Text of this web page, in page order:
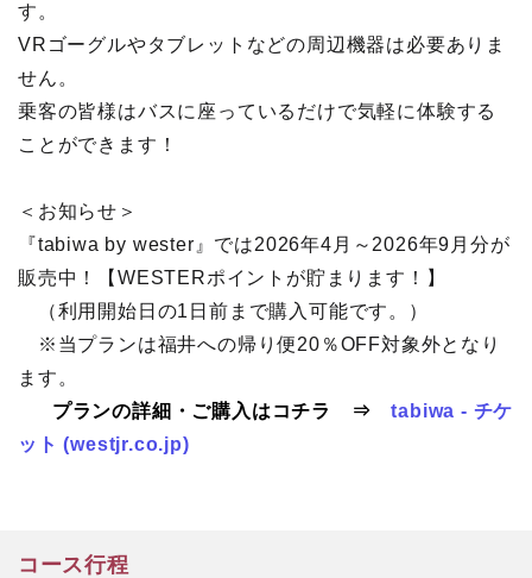
す。
VRゴーグルやタブレットなどの周辺機器は必要ありま
せん。
乗客の皆様はバスに座っているだけで気軽に体験する
ことができます！
＜お知らせ＞
『tabiwa by wester』では2026年4月～2026年9月分が
販売中！【WESTERポイントが貯まります！】
（利用開始日の1日前まで購入可能です。）
※当プランは福井への帰り便20％OFF対象外となり
ます。
プランの詳細・ご購入はコチラ ⇒tabiwa - チケ
ット (westjr.co.jp)
コース行程